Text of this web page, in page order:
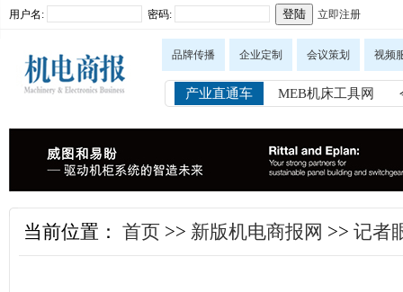
用户名: 密码: 立即注册
品牌传播 企业定制 会议策划 视频
产业直通车 MEB机床工具网
当前位置： 首页 >> 新版机电商报网 >> 记者